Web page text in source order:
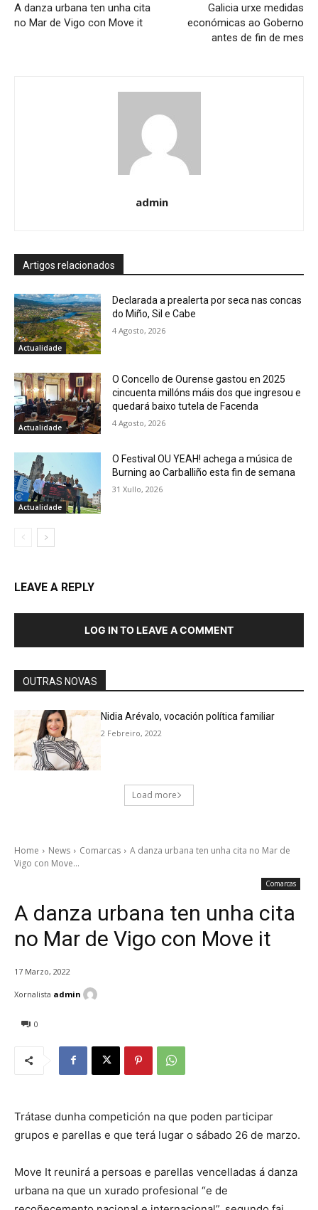
A danza urbana ten unha cita
no Mar de Vigo con Move it
Galicia urxe medidas
económicas ao Goberno
antes de fin de mes
admin
Artigos relacionados
Actualidade
Declarada a prealerta por seca nas concas
do Miño, Sil e Cabe
4 Agosto, 2026
Actualidade
O Concello de Ourense gastou en 2025
cincuenta millóns máis dos que ingresou e
quedará baixo tutela de Facenda
4 Agosto, 2026
Actualidade
O Festival OU YEAH! achega a música de
Burning ao Carballiño esta fin de semana
31 Xullo, 2026
LEAVE A REPLY
LOG IN TO LEAVE A COMMENT
OUTRAS NOVAS
Nidia Arévalo, vocación política familiar
2 Febreiro, 2022
Load more